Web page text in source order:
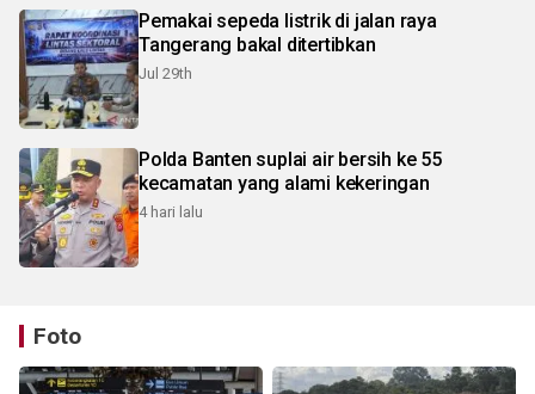
Pemakai sepeda listrik di jalan raya
Tangerang bakal ditertibkan
Jul 29th
Polda Banten suplai air bersih ke 55
kecamatan yang alami kekeringan
4 hari lalu
Foto